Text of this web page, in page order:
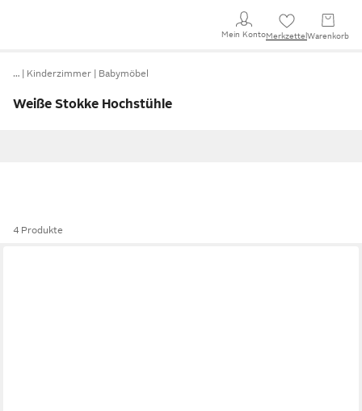
Mein KontoMerkzettel Warenkorb
… Kinderzimmer Babymöbel
Weiße Stokke Hochstühle
4 Produkte